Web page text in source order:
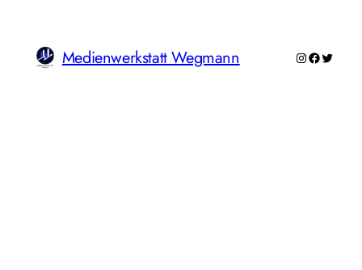
Medienwerkstatt Wegmann Instagram